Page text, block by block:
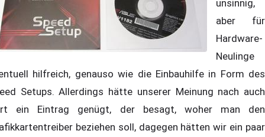
unsinnig,
aber für
Hardware-
Neulinge
hilfreich, genauso wie die Einbauhilfe in Form des
Setups. Allerdings hätte unserer Meinung nach auch
ein Eintrag genügt, der besagt, woher man den
beziehen soll, dagegen hätten wir ein paar